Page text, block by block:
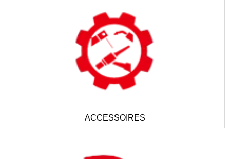
ACCESSOIRES